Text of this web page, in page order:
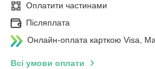
Оплатити частинами
Післяплата
Онлайн-оплата карткою Visa,
Всі умови оплати